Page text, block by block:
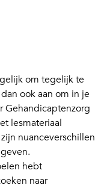
om tegelijk te
ook aan om in je
Gehandicaptenzorg
lesmateriaal
nuanceverschillen
hebt
naar